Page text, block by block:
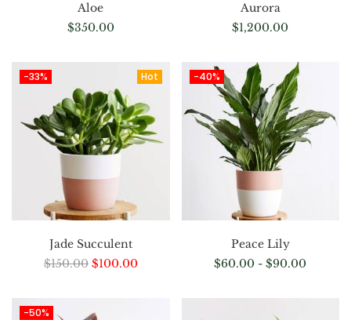
Aloe
$350.00
Aurora
$1,200.00
Hot
-33%
Jade Succulent
$150.00 $100.00
-40%
Peace Lily
$60.00 - $90.00
-50%